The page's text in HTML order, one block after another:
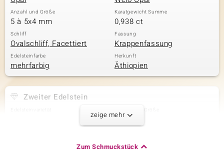
Anzahl und Größe
5 à 5x4 mm
Karatgewicht Summe
0,938 ct
Schliff
Ovalschliff, Facettiert
Fassung
Krappenfassung
Edelsteinfarbe
mehrfarbig
Herkunft
Äthiopien
Zweiter Edelstein
6 à 1,8 mm
Rundschliff
zeige mehr
Zum Schmuckstück